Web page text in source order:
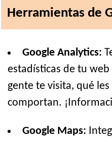
Herramientas de
Google Analytics:
estadísticas de tu
gente te visita, qué
comportan.
Google Maps: